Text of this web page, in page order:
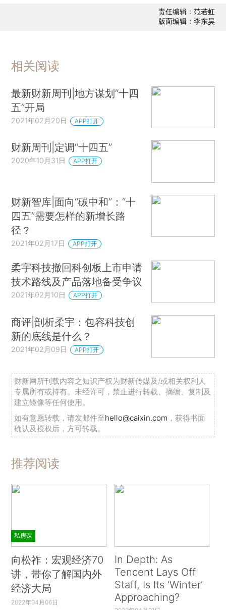
责任编辑：范若虹
版面编辑：李东昊
相关阅读
最新财新周刊|地方谋划“十四
五”开局
2021年02月20日 APP打开
财新周刊|定调“十四五”
2020年10月31日 APP打开
财新智库|面向“碳中和”：“十
四五”需要怎样的新增长路
径？
2021年02月17日 APP打开
柔宇科技撤回科创板上市申请
技术路线及产品落地备受争议
2021年02月10日 APP打开
商评|剖析柔宇：包容科技创
新的底线是什么？
2021年02月09日 APP打开
财新网所刊载内容之知识产权为财新传媒及/或相关权利人
专属所有或持有。未经许可，禁止进行转载、摘编、复制及
建立镜像等任何使用。
如有意愿转载，请发邮件至hello@caixin.com ，获得书面
确认及授权后，方可转载。
推荐阅读
私房课
向松祚：宏观经济70
讲，带你了解国内外
经济大局
2022年04月06日
In Depth: As
Tencent Lays Off
Staff, Is Its ‘Winter’
Approaching?